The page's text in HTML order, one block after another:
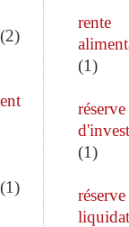
2)
1)
rente
(1)
réserve
(1)